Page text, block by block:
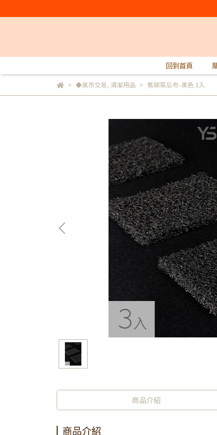
回到首頁
◆黑市交易, 清潔用品 焦碳菜瓜布-黑色 3入
商品介紹
商品介紹